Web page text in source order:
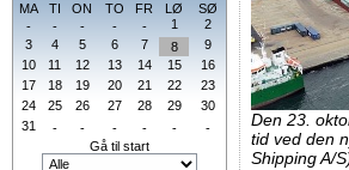
MA
TI ON TO FR LØ
SØ
-
- - - - 1
2
3
4 5 6 7 8
9
10
11 12 13 14 15
16
17
18 19 20 21 22
23
24
25 26 27 28 29
30
31
- - - - -
-
Gå til start
Den 23.
tid ved den
Shipping A/